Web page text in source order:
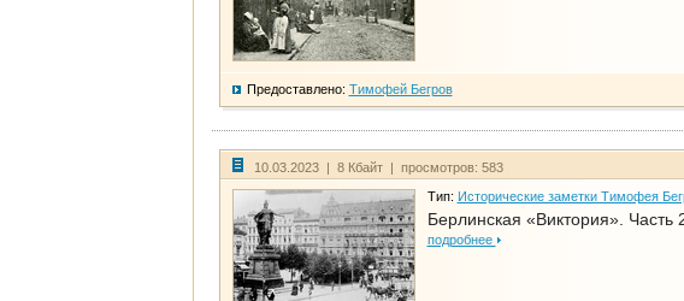
Предоставлено: Тимофей Бегров
10.03.2023 | 8 Кбайт | просмотров: 583
Тип: Исторические заметки Тимофея
Берлинская «Виктория». Часть
подробнее